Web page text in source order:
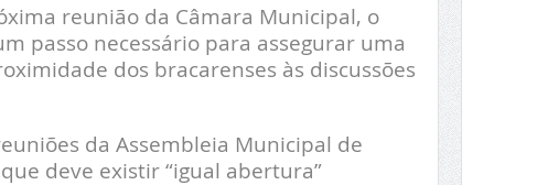
reunião da Câmara Municipal, o
passo necessário para assegurar uma
dos bracarenses às discussões
da Assembleia Municipal de
deve existir “igual abertura”